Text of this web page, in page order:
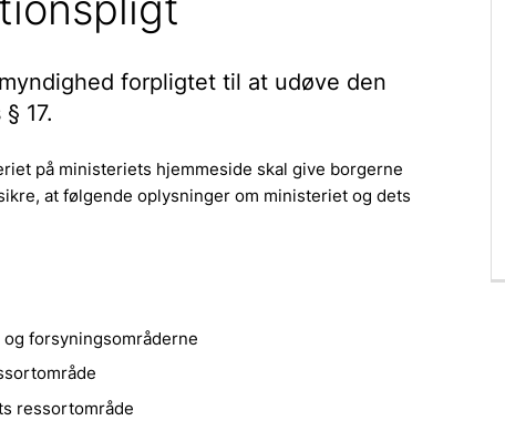
forpligtet til at udøve den
17.
på ministeriets hjemmeside skal give borgerne
at følgende oplysninger om ministeriet og dets
forsyningsområderne
ressortområde